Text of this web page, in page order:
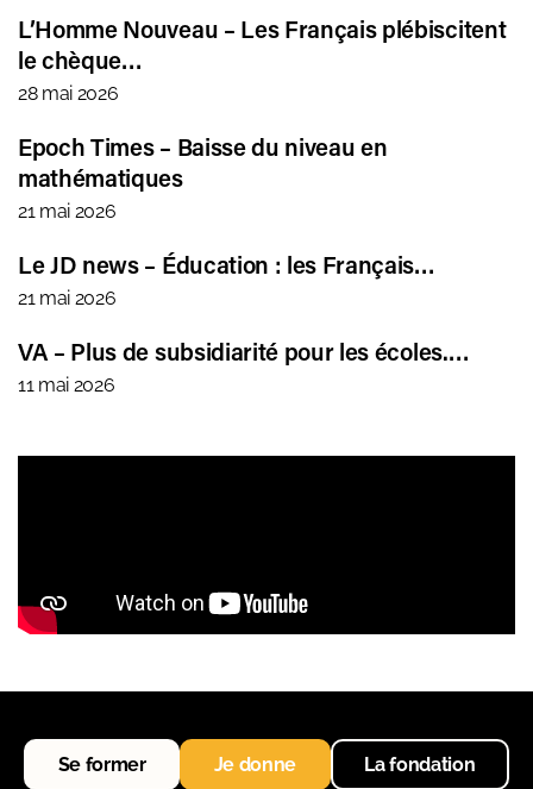
L’Homme Nouveau – Les Français plébiscitent
le chèque…
28 mai 2026
Epoch Times – Baisse du niveau en
mathématiques
21 mai 2026
Le JD news – Éducation : les Français…
21 mai 2026
VA – Plus de subsidiarité pour les écoles.…
11 mai 2026
Se former Je donne La fondation